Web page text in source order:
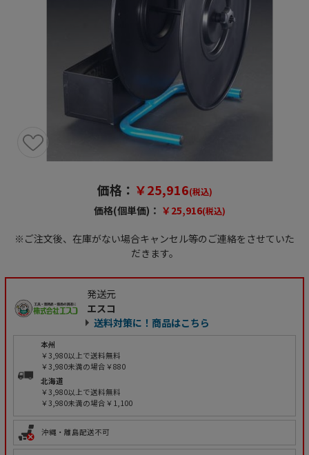
価格： ￥25,916(税込)
価格(個単価)： ￥25,916(税込)
※ご注文後、在庫がない場合キャンセル等のご連絡をさせていた
だきます。
発送元
エスコ
送料対策に！商品はこちら
本州
￥3,980以上で送料無料
￥3,980未満の場合￥880
北海道
￥3,980以上で送料無料
￥3,980未満の場合￥1,100
沖縄・離島配送不可